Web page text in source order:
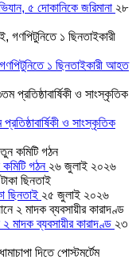
৫ দোকানিকে জরিমানা ২৮
১ ছিনতাইকারী আহত
ও সাংস্কৃতিক
গঠন ২৬ জুলাই ২০২৬
ছিনতাই ২৫ জুলাই ২০২৬
মাদক ব্যবসায়ীর কারাদণ্ড ২৩